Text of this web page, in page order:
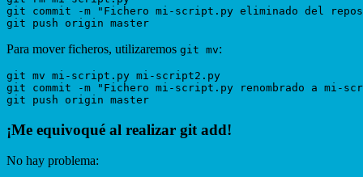
git commit -m "Fichero mi-script.py eliminado del
Para mover ficheros, utilizaremos git mv:
git mv mi-script.py mi-script2.py
git commit -m "Fichero mi-script.py renombrado a mi-
¡Me equivoqué al realizar git add!
No hay problema: